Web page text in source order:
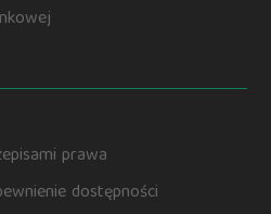
prawa
dostępności